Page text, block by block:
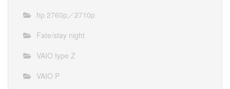
hp 2760p／2710p
Fate/stay night
VAIO type Z
VAIO P